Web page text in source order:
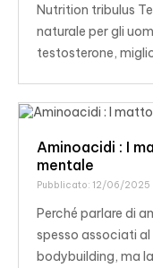
Nutrition tribulus
naturale per gli
testosterone,
Aminoacidi : I
mentale
Pubblicato: 12/06/2025
Perché parlare di
spesso associati
bodybuilding, ma